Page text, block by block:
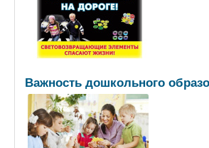
Важность дошкольного